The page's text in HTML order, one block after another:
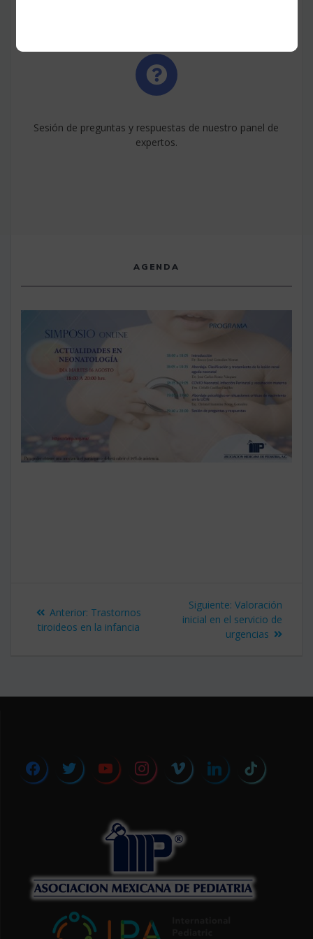
Sesión de preguntas y respuestas de nuestro panel de
expertos.
AGENDA
de
Anterior: Entrada
anterior:
Trastornos
tiroideos en la infancia
Siguiente: Siguiente
entrada:
Valoración
inicial en el servicio de
urgencias
facebook twitter youtube instagramvimeo linkedin tiktok